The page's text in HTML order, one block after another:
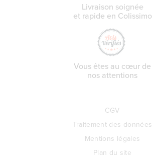
Livraison soignée
et rapide en Colissimo
Vous êtes au cœur de
nos attentions
CGV
Traitement des données
Mentions légales
Plan du site